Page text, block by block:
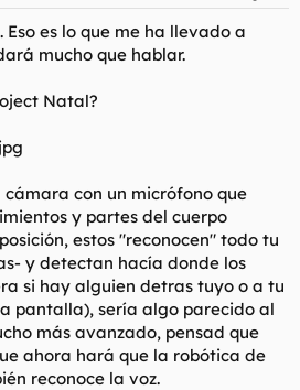
es lo que me ha llevado a
mucho que hablar.
Natal?
con un micrófono que
y partes del cuerpo
estos "reconocen" todo tu
y detectan hacía donde los
si hay alguien detras tuyo o a tu
pantalla), sería algo parecido al
más avanzado, pensad que
ahora hará que la robótica de
reconoce la voz.